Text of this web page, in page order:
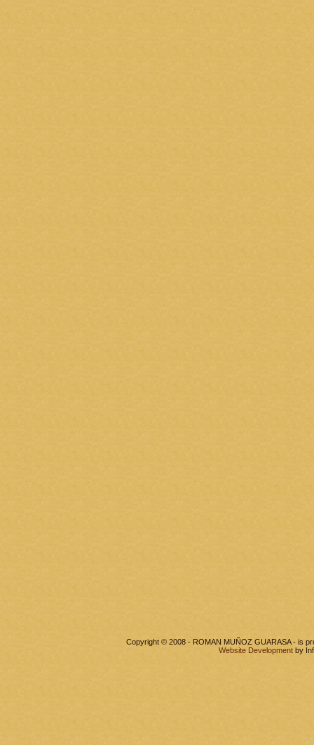
Copyright © 2008 - ROMAN MUÑOZ GUARASA - is
Website Development by